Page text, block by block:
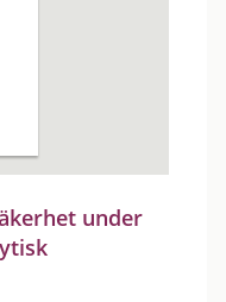
under